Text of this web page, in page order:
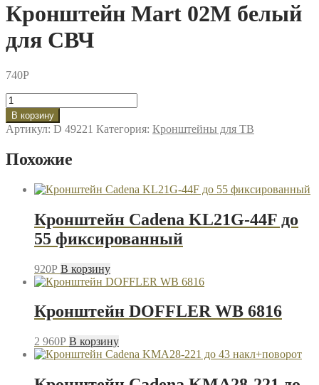
Кронштейн Mart 02M белый
для СВЧ
740P
Количество
товара
Кронштейн
Mart
белый
СВЧ
В корзину
Артикул: D 49221 Категория: Кронштейны для ТВ
Похожие
Кронштейн Cadena KL21G-44F до
55 фиксированный
920P В корзину
Кронштейн DOFFLER WB 6816
2 960P В корзину